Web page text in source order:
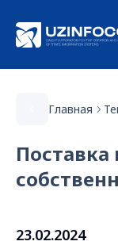
Главная
Поставка
23.02.2024